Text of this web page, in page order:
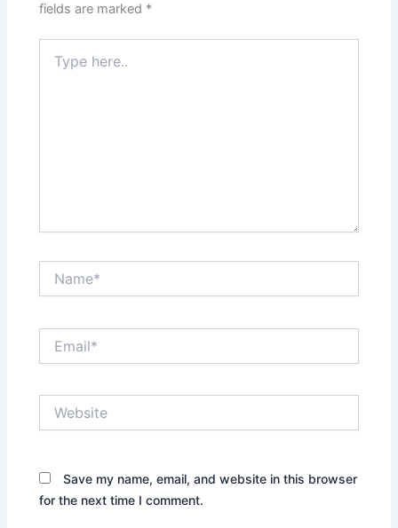
fields are marked *
here..
Save my name, email, and website in this browser
for the next time I comment.